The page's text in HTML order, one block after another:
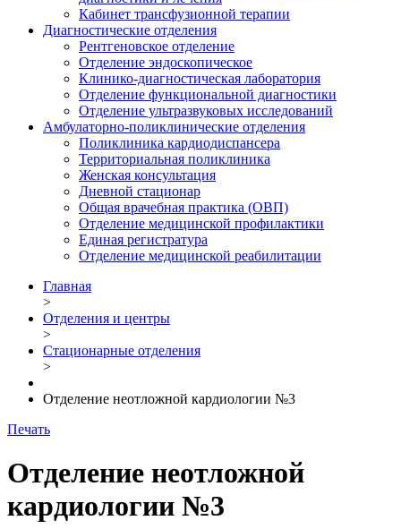
Кабинет трансфузионной терапии
Диагностические отделения
Рентгеновское отделение
Отделение эндоскопическое
Клинико-диагностическая лаборатория
Отделение функциональной диагностики
Отделение ультразвуковых исследований
Амбулаторно-поликлинические отделения
Поликлиника кардиодиспансера
Территориальная поликлиника
Женская консультация
Дневной стационар
Общая врачебная практика (ОВП)
Отделение медицинской профилактики
Единая регистратура
Отделение медицинской реабилитации
Главная
>
Отделения и центры
>
Стационарные отделения
>
Отделение неотложной кардиологии №3
Печать
Отделение неотложной
кардиологии №3